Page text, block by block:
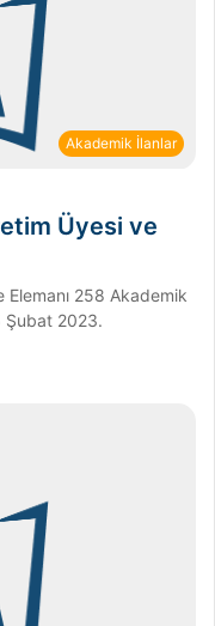
Akademik İlanlar
Üyesi ve
258 Akademik
Şubat 2023.